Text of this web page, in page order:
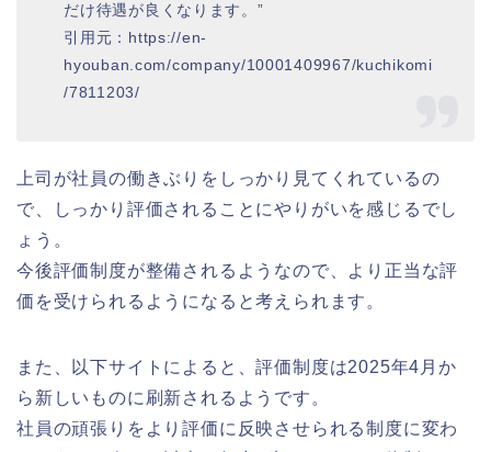
だけ待遇が良くなります。”
引用元：https://en-
hyouban.com/company/10001409967/kuchikomi
/7811203/
上司が社員の働きぶりをしっかり見てくれているの
で、しっかり評価されることにやりがいを感じるでし
ょう。
今後評価制度が整備されるようなので、より正当な評
価を受けられるようになると考えられます。
また、以下サイトによると、評価制度は2025年4月か
ら新しいものに刷新されるようです。
社員の頑張りをより評価に反映させられる制度に変わ